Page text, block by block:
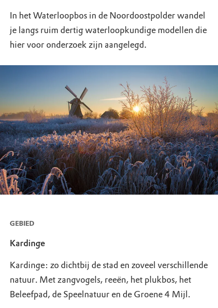
In het Waterloopbos in de Noordoostpolder wandel
je langs ruim dertig waterloopkundige modellen die
hier voor onderzoek zijn aangelegd.
GEBIED
Kardinge
Kardinge: zo dichtbij de stad en zoveel verschillende
natuur. Met zangvogels, reeën, het plukbos, het
Beleefpad, de Speelnatuur en de Groene 4 Mijl.